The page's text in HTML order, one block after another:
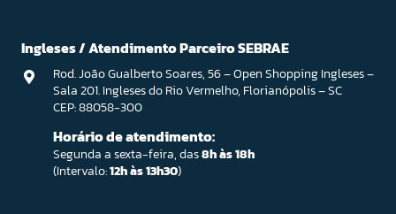
Ingleses / Atendimento Parceiro SEBRAE
Rod. João Gualberto Soares, 56 – Open Shopping Ingleses –
Sala 201. Ingleses do Rio Vermelho, Florianópolis – SC
CEP: 88058-300
Horário de atendimento:
Segunda a sexta-feira, das8h às 18h
(Intervalo:12h às 13h30)